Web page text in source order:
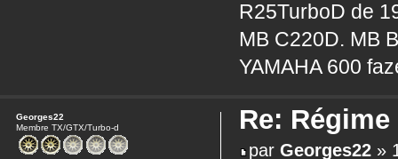
R25TurboD de
MB C220D. MB
YAMAHA 600
Re:
parGeorges22 »
Georges22
Membre TX/GTX/Turbo-d